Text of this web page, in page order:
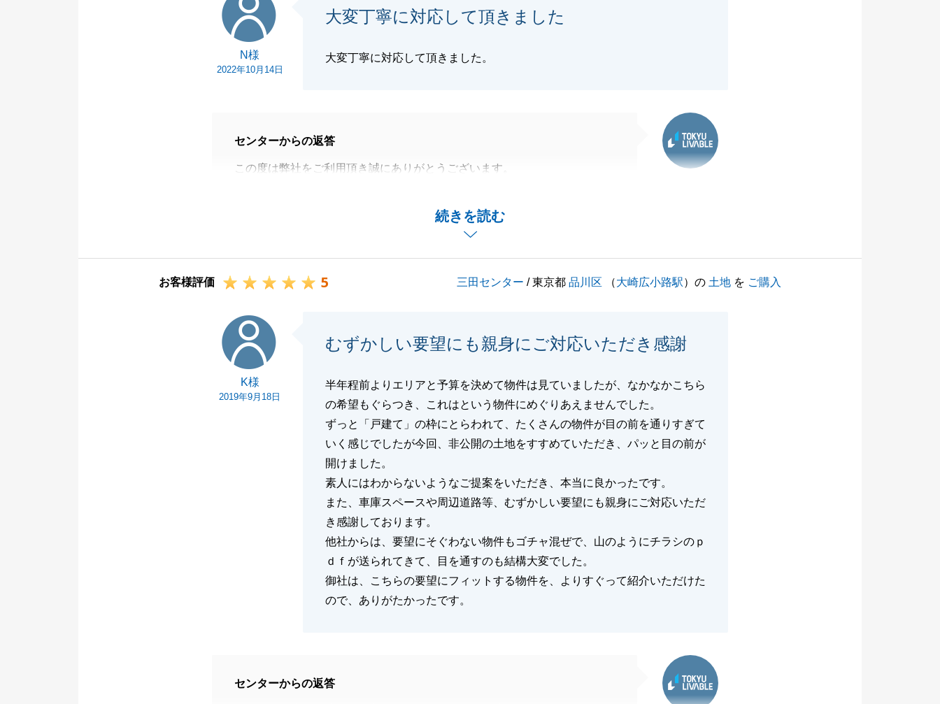
閉じる
N様
2022年10月14日
大変丁寧に対応して頂きました
大変丁寧に対応して頂きました。
続きを読む
センターからの返答
この度は弊社をご利用頂き誠にありがとうございます。
早期資金化且つ法人様購入金額もご希望価格にてご成約出来た事が大変嬉し
何卒よろしくお願い致します。
お客様評価 5 三田センター / 東京都品川区 （大崎広小路駅）の 土地 を ご購入
K様
2019年9月18日
むずかしい要望にも親身にご対応いただき感謝
半年程前よりエリアと予算を決めて物件は見ていましたが、なかなかこちら
の希望もぐらつき、これはという物件にめぐりあえませんでした。
ずっと「戸建て」の枠にとらわれて、たくさんの物件が目の前を通りすぎて
いく感じでしたが今回、非公開の土地をすすめていただき、パッと目の前が
開けました。
素人にはわからないようなご提案をいただき、本当に良かったです。
また、車庫スペースや周辺道路等、むずかしい要望にも親身にご対応いただ
き感謝しております。
他社からは、要望にそぐわない物件もゴチャ混ぜで、山のようにチラシのｐ
ｄｆが送られてきて、目を通すのも結構大変でした。
御社は、こちらの要望にフィットする物件を、よりすぐって紹介いただけた
ので、ありがたかったです。
センターからの返答